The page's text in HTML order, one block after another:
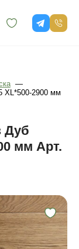
—
XL*500-2900 мм
Дуб
мм Арт.